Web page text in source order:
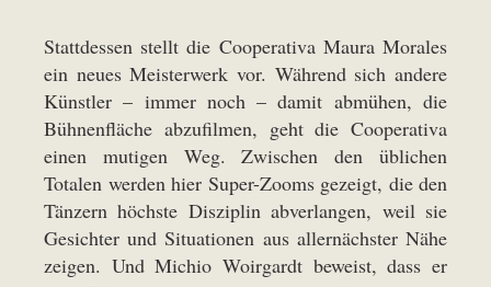
Stattdessen stellt die Cooperativa Maura Morales
ein neues Meisterwerk vor. Während sich andere
Künstler – immer noch – damit abmühen, die
Bühnenfläche abzufilmen, geht die Cooperativa
einen mutigen Weg. Zwischen den üblichen
Totalen werden hier Super-Zooms gezeigt, die den
Tänzern höchste Disziplin abverlangen, weil sie
Gesichter und Situationen aus allernächster Nähe
zeigen. Und Michio Woirgardt beweist, dass er